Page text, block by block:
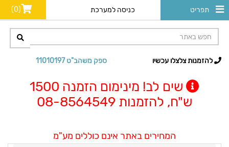
תפריט כניסה למערכת (0)
ספק משהב"ט 11010197 להזמנות צלצלו עכשיו
שים לב! מינימום הזמנה 1500
ש"ח, להזמנות 08-8564549
המחירים באתר אינם כוללים מע"מ